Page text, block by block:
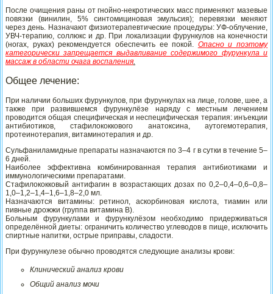
После очищения раны от гнойно-некротических масс применяют мазевые
повязки (винилин, 5% синтомициновая эмульсия); перевязки меняют
через день. Назначают физиотерапевтические процедуры: УФ-облучение,
УВЧ-терапию, соллюкс и др. При локализации фурункулов на конечности
(ногах, руках) рекомендуется обеспечить ее покой. Опасно и поэтому
категорически запрещается выдавливание содержимого фурункула и
массаж в области очага воспаления.
Общее лечение:
При наличии больших фурункулов, при фурункулах на лице, голове, шее, а
также при развившемся фурункулёзе наряду с местным лечением
проводится общая специфическая и неспецифическая терапия: инъекции
антибиотиков, стафилококкового анатоксина, аутогемотерапия,
протеинотерапия, витаминотерапия и др.
Сульфаниламидные препараты назначаются по 3–4 г в сутки в течение 5–
6 дней.
Наиболее эффективна комбинированная терапия антибиотиками и
иммунологическими препаратами.
Стафилококковый антифагин в возрастающих дозах по 0,2–0,4–0,6–0,8–
1,0–1,2–1,4–1,6–1,8–2,0 мл.
Назначаются витамины: ретинол, аскорбиновая кислота, тиамин или
пивные дрожжи (группа витамина В).
Больным фурункулами и фурункулёзом необходимо придерживаться
определённой диеты: ограничить количество углеводов в пище, исключить
спиртные напитки, острые приправы, сладости.
При фурункулезе обычно проводятся следующие анализы крови:
Клинический анализ крови
Общий анализ мочи